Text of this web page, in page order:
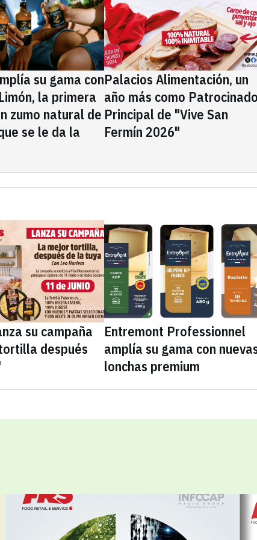
su gama con
la primera
zumo natural de
se le da la
Palacios Alimentación, un
año más como
Principal de "Vive San
Fermín 2026"
su campaña
después
Entremont Professionnel
amplía su gama con
lonchas premium